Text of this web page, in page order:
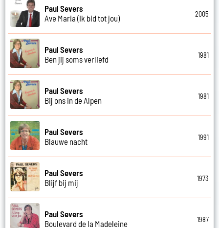
Paul Severs
Ave Maria (Ik bid tot jou)
2005
Paul Severs
Ben jij soms verliefd
1981
Paul Severs
Bij ons in de Alpen
1981
Paul Severs
Blauwe nacht
1991
Paul Severs
Blijf bij mij
1973
Paul Severs
Boulevard de la Madeleine
1987